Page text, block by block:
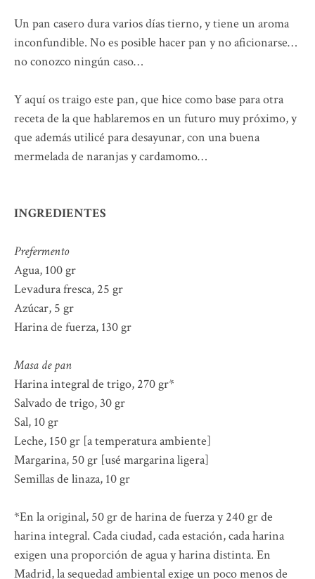
Un pan casero dura varios días tierno, y tiene un aroma
inconfundible. No es posible hacer pan y no aficionarse…
no conozco ningún caso…
Y aquí os traigo este pan, que hice como base para otra
receta de la que hablaremos en un futuro muy próximo, y
que además utilicé para desayunar, con una buena
mermelada de naranjas y cardamomo…
INGREDIENTES
Prefermento
Agua, 100 gr
Levadura fresca, 25 gr
Azúcar, 5 gr
Harina de fuerza, 130 gr
Masa de pan
Harina integral de trigo, 270 gr*
Salvado de trigo, 30 gr
Sal, 10 gr
Leche, 150 gr [a temperatura ambiente]
Margarina, 50 gr [usé margarina ligera]
Semillas de linaza, 10 gr
*En la original, 50 gr de harina de fuerza y 240 gr de
harina integral. Cada ciudad, cada estación, cada harina
exigen una proporción de agua y harina distinta. En
Madrid, la sequedad ambiental exige un poco menos de